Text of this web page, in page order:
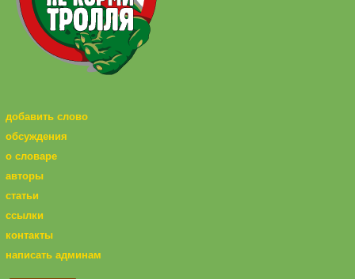
добавить слово
обсуждения
о словаре
авторы
статьи
ссылки
контакты
написать админам